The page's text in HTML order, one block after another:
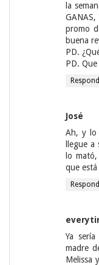
la
promo
buena
PD.
PD.
José
Ah, y lo
llegue
lo
que
Ya
madre
Melissa